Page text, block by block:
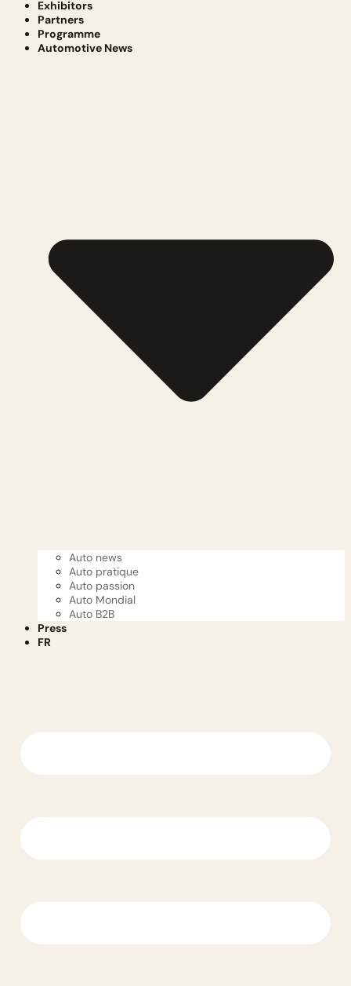
Exhibitors
Partners
Programme
Automotive News
Auto news
Auto pratique
Auto passion
Auto Mondial
Auto B2B
Press
FR